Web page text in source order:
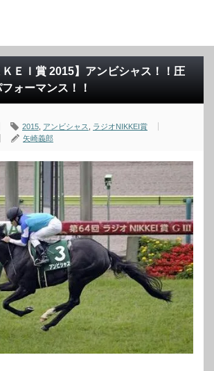
ＫＥＩ賞 2015】アンビシャス！！圧
ォーマンス！！
2015 アンビシャス
ラジオNIKKEI賞
矢崎義郎